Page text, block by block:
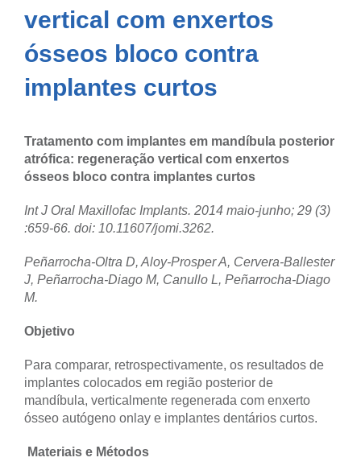
vertical com enxertos
ósseos bloco contra
implantes curtos
Tratamento com implantes em mandíbula posterior
atrófica: regeneração vertical com enxertos
ósseos bloco contra implantes curtos
Int J Oral Maxillofac Implants. 2014 maio-junho; 29 (3)
:659-66. doi: 10.11607/jomi.3262.
Peñarrocha-Oltra D, Aloy-Prosper A, Cervera-Ballester
J, Peñarrocha-Diago M, Canullo L, Peñarrocha-Diago
M.
Objetivo
Para comparar, retrospectivamente, os resultados de
implantes colocados em região posterior de
mandíbula, verticalmente regenerada com enxerto
ósseo autógeno onlay e implantes dentários curtos.
Materiais e Métodos